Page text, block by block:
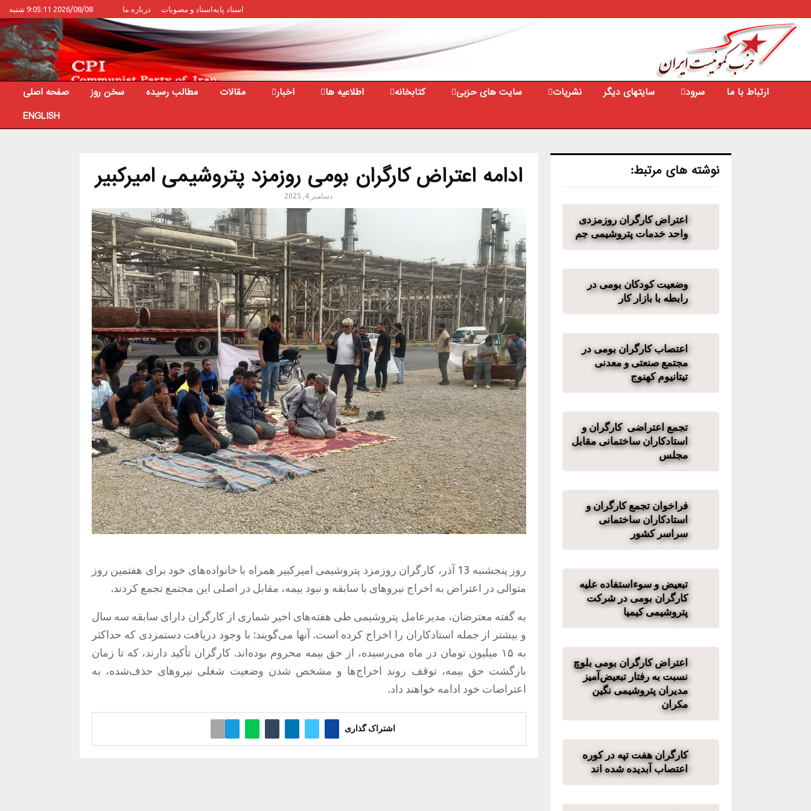
2026/08/08 9:05:11 شنبه اسناد پایه اسناد و مصوبات درباره ما
صفحه اصلی سخن روز مطالب رسیده مقالات اخبار اطلاعیه ها کتابخانه سایت های حزبی نشریات سایتهای دیگر سرود
ارتباط با ما
ENGLISH
ادامه اعتراض کارگران بومی روزمزد پتروشیمی امیرکبیر
دسامبر 4, 2025
روز پنجشنبه 13 آذر، کارگران روزمزد پتروشیمی امیرکبیر همراه با خانواده‌های خود برای هفتمین روز
متوالی در اعتراض به اخراج نیروهای با سابقه و نبود بیمه، مقابل در اصلی این مجتمع تجمع کردند.
به گفته معترضان، مدیرعامل پتروشیمی طی هفته‌های اخیر شماری از کارگران دارای سابقه سه سال
و بیشتر از جمله استادکاران را اخراج کرده است. آنها می‌گویند: با وجود دریافت دستمزدی که حداکثر
به ۱۵ میلیون تومان در ماه می‌رسیده، از حق بیمه محروم بوده‌اند. کارگران تأکید دارند، که تا زمان
بازگشت حق بیمه، توقف روند اخراج‌ها و مشخص شدن وضعیت شغلی نیروهای حذف‌شده، به
اعتراضات خود ادامه خواهند داد.
اشتراک گذاری
نوشته های مرتبط:
اعتراض کارگران روزمزدی
واحد خدمات پتروشیمی جم
وضعیت کودکان بومی در
رابطه با بازار کار
اعتصاب کارگران بومی در
مجتمع صنعتی و معدنی
تیتانیوم کهنوج
تجمع اعتراضی کارگران و
استادکاران ساختمانی مقابل
مجلس
فراخوان تجمع کارگران و
استادکاران ساختمانی
سراسر کشور
تبعیض و سوء‌استفاده علیه
کارگران بومی در شرکت
پتروشیمی کیمیا
اعتراض کارگران بومی بلوچ
نسبت به رفتار تبعیض‌آمیز
مدیران پتروشیمی نگین
مکران
کارگران هفت تپه در کوره
اعتصاب آبدیده شده اند